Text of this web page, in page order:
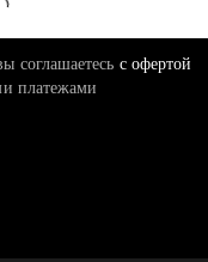
соглашаетесь с офертой
платежами